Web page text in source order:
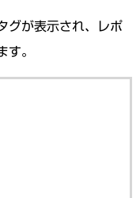
グが表示され、レポ
。